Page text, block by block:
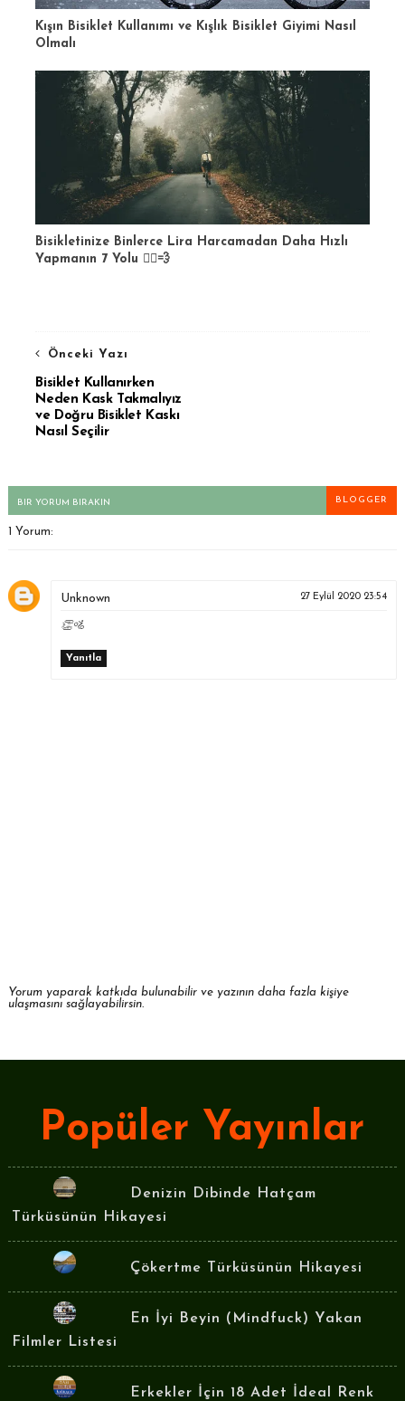
Kışın Bisiklet Kullanımı ve Kışlık Bisiklet Giyimi Nasıl
Olmalı
Bisikletinize Binlerce Lira Harcamadan Daha Hızlı
Yapmanın 7 Yolu 🚴‍♂️💨
Önceki Yazı
Bisiklet Kullanırken
Neden Kask Takmalıyız
ve Doğru Bisiklet Kaskı
Nasıl Seçilir
BIR YORUM BIRAKIN BLOGGER
1 Yorum:
Unknown 27 Eylül 2020 23:54
👏🚵
Yanıtla
Yorum yaparak katkıda bulunabilir ve yazının daha fazla kişiye
ulaşmasını sağlayabilirsin.
Popüler Yayınlar
Denizin Dibinde Hatçam
Türküsünün Hikayesi
Çökertme Türküsünün Hikayesi
En İyi Beyin (Mindfuck) Yakan
Filmler Listesi
Erkekler İçin 18 Adet İdeal Renk